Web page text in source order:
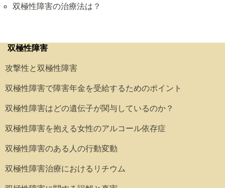
双極性障害の治療法は？
双極性障害
攻撃性と双極性障害
双極性障害で障害年金を受給するためのポイント
双極性障害はどの遺伝子が関与しているのか？
双極性障害を抱える女性のアルコール依存症
双極性障害のある人の行動変動
双極性障害治療におけるリチウム